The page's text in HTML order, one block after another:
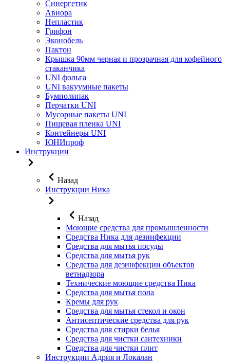
Синергетик
Авиора
Непластик
Грифон
Эконобель
Пактон
Крышка 90мм черная и прозрачная для кофейного
стаканчика
UNI фольга
UNI вакуумные пакеты
Бумполипак
Перчатки UNI
Мусорные пакеты UNI
Пищевая пленка UNI
Контейнеры UNI
ЮНИпроф
Инструкции
Назад
Инструкции Ника
Назад
Моющие средства для промышленности
Средства Ника для дезинфекции
Средства для мытья посуды
Средства для мытья рук
Средства для дезинфекции объектов
ветнадзора
Технические моющие средства Ника
Средства для мытья пола
Кремы для рук
Средства для мытья стекол и окон
Антисептические средства для рук
Средства для стирки белья
Средства для чистки сантехники
Средства для чистки плит
Инструкции Адрия и Локалан